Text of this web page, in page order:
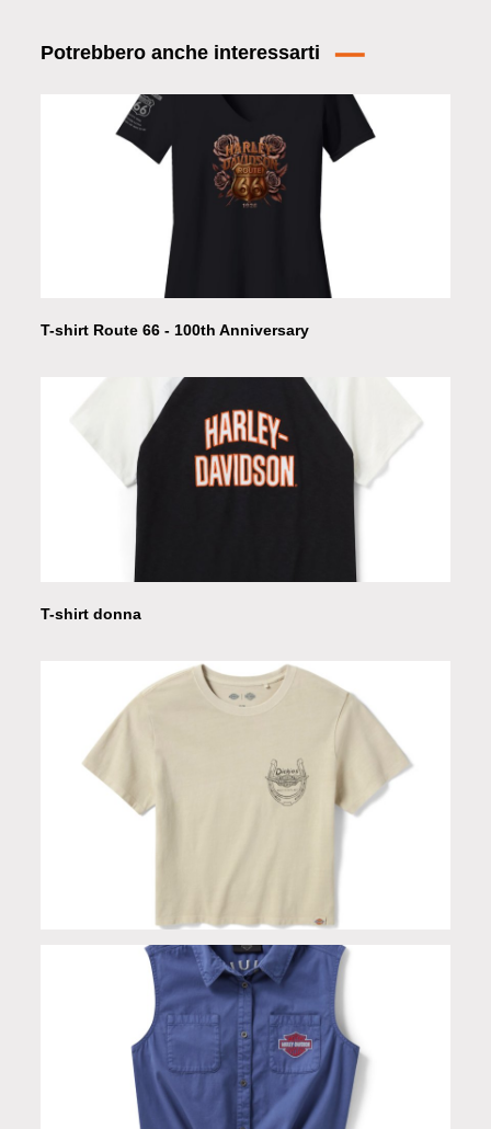
Potrebbero anche interessarti
T-shirt Route 66 - 100th Anniversary
T-shirt donna